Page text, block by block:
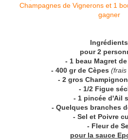
Ingrédients
pour 2
- 1 beau Magret
- 400 gr de Cèpes (frais
- 2 gros
- 1/2 Figue
- 1 pincée d'Ail
- Quelques branches
- Sel et Poivre
- Fleur de
pour la sauce